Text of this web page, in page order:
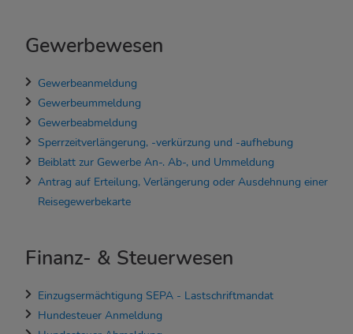
Gewerbewesen
Gewerbeanmeldung
Gewerbeummeldung
Gewerbeabmeldung
Sperrzeitverlängerung, -verkürzung und -aufhebung
Beiblatt zur Gewerbe An-. Ab-, und Ummeldung
Antrag auf Erteilung, Verlängerung oder Ausdehnung einer
Reisegewerbekarte
Finanz- & Steuerwesen
Einzugsermächtigung SEPA - Lastschriftmandat
Hundesteuer Anmeldung